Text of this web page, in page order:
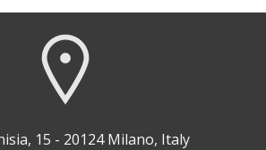
15 - 20124 Milano, Italy